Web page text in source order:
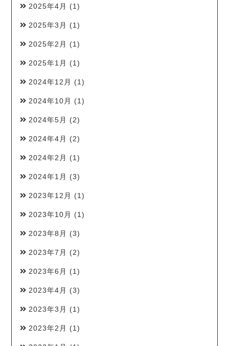
2025年4月 (1)
2025年3月 (1)
2025年2月 (1)
2025年1月 (1)
2024年12月 (1)
2024年10月 (1)
2024年5月 (2)
2024年4月 (2)
2024年2月 (1)
2024年1月 (3)
2023年12月 (1)
2023年10月 (1)
2023年8月 (3)
2023年7月 (2)
2023年6月 (1)
2023年4月 (3)
2023年3月 (1)
2023年2月 (1)